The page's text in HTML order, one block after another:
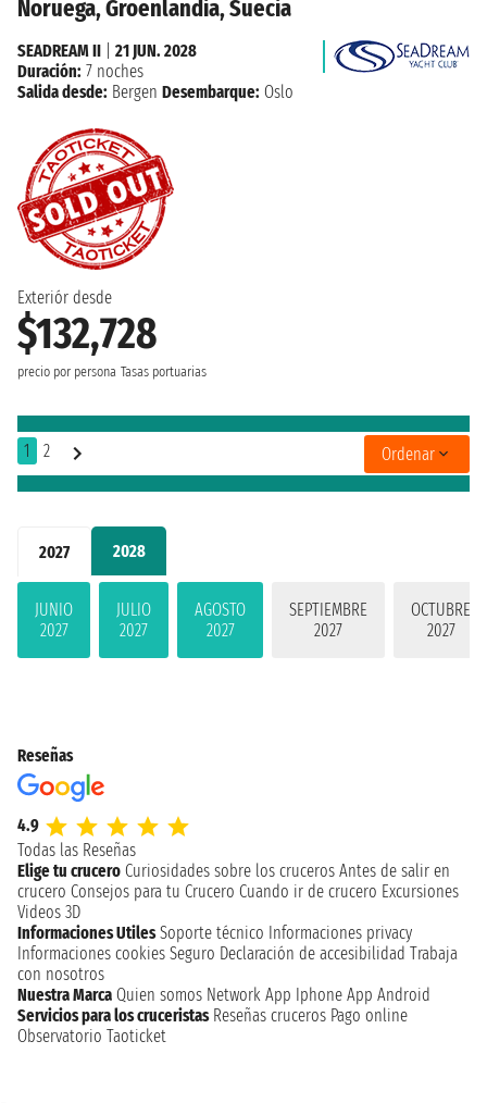
2027 2028
JUNIO
2027
JULIO
2027
AGOSTO
2027
SEPTIEMBRE
2027
OCTUBRE
2027
Noruega, Groenlandia, Suecia
Exteriór desde
$132,728
precio por persona Tasas portuarias
SEADREAM II
21 JUN. 2028
Duración: 7 noches
Salida desde: Bergen Desembarque: Oslo
1 2 Ordenar
Reseñas
4.9
Todas las Reseñas
Elige tu crucero Curiosidades sobre los cruceros Antes de salir en
crucero Consejos para tu Crucero Cuando ir de crucero Excursiones
Videos 3D
Informaciones Utiles Soporte técnico Informaciones privacy
Informaciones cookies Seguro Declaración de accesibilidad Trabaja
con nosotros
Nuestra Marca Quien somos Network App Iphone App Android
Servicios para los cruceristas Reseñas cruceros Pago online
Observatorio Taoticket